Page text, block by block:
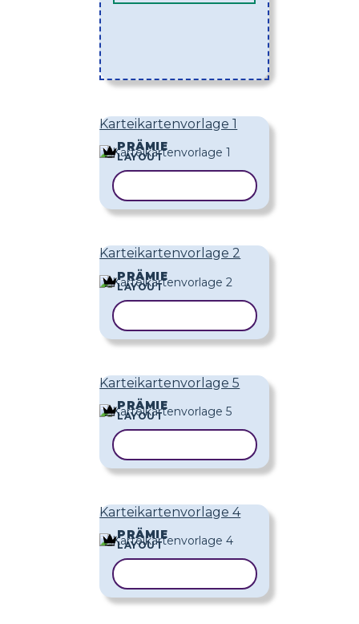
Karteikartenvorlage 1
PRÄMIE
LAYOUT
Karteikartenvorlage 2
PRÄMIE
LAYOUT
Karteikartenvorlage 5
PRÄMIE
LAYOUT
Karteikartenvorlage 4
PRÄMIE
LAYOUT